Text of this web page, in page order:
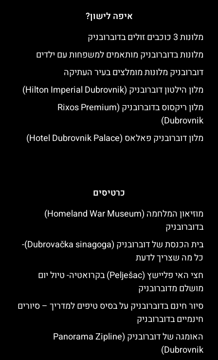
איפה לישון?
מלונות 3 כוכבים זולים בדוברובניק
מלונות בדוברובניק מותאמים למשפחות עם ילדים
דוברובניק מלונות מומלצים בעיר העתיקה
מלון הילטון דוברובניק (Hilton Imperial Dubrovnik)
מלון ריקסוס בדוברובניק (Rixos Premium
Dubrovnik)
מלון דוברובניק פאלאס (Hotel Dubrovnik Palace)
כרטיסים
מוזיאון המלחמה (Homeland War Museum)
בדוברובניק
בית הכנסת של דוברובניק (Dubrovačka sinagoga)-
כל מה שצריך לדעת
חצי האי פליישץ (Pelješac) בקרואטיה- טיול יום
מושלם מדוברובניק
סיור חינם בדוברובניק על בסיס טיפים למדריך – סיורים
חינמיים בדוברובניק
האומגה של דוברובניק (Panorama Zipline
Dubrovnik)